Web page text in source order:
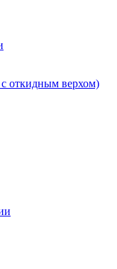
откидным верхом)